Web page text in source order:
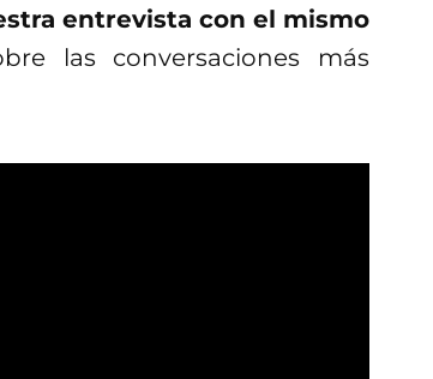
entrevista con el mismo
las conversaciones más